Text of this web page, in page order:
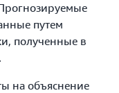
путем
полученные в
на объяснение